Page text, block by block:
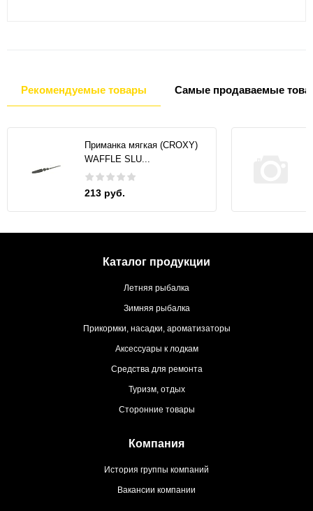
Рекомендуемые товары Самые продаваемые
Приманка мягкая (CROXY)
WAFFLE SLU...
213 руб.
Каталог продукции
Летняя рыбалка
Зимняя рыбалка
Прикормки, насадки, ароматизаторы
Аксессуары к лодкам
Средства для ремонта
Туризм, отдых
Сторонние товары
Компания
История группы компаний
Вакансии компании